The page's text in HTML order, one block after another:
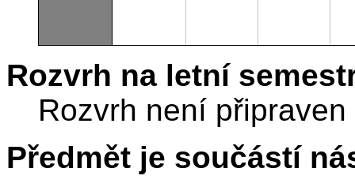
Rozvrh na letní
Rozvrh není připraven
Předmět je součástí